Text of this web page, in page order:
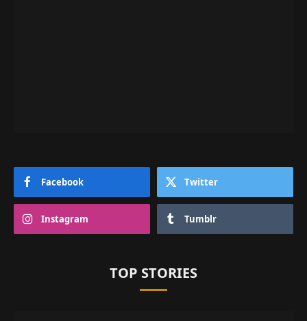
Facebook Twitter
Instagram Tumblr
TOP STORIES